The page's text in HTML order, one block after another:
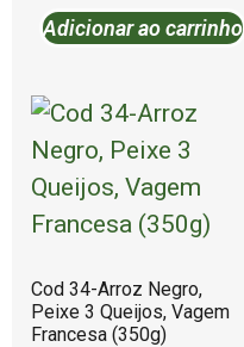
Adicionar ao carrinho
Cod 34-Arroz Negro,
Peixe 3 Queijos, Vagem
Francesa (350g)